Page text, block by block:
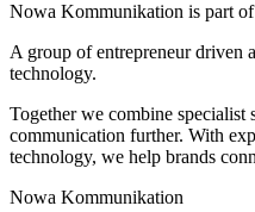
Nowa Kommunikation is part of
A group of entrepreneur driven
technology.
Together we combine
communication further. With
technology, we help brands
Nowa Kommunikation